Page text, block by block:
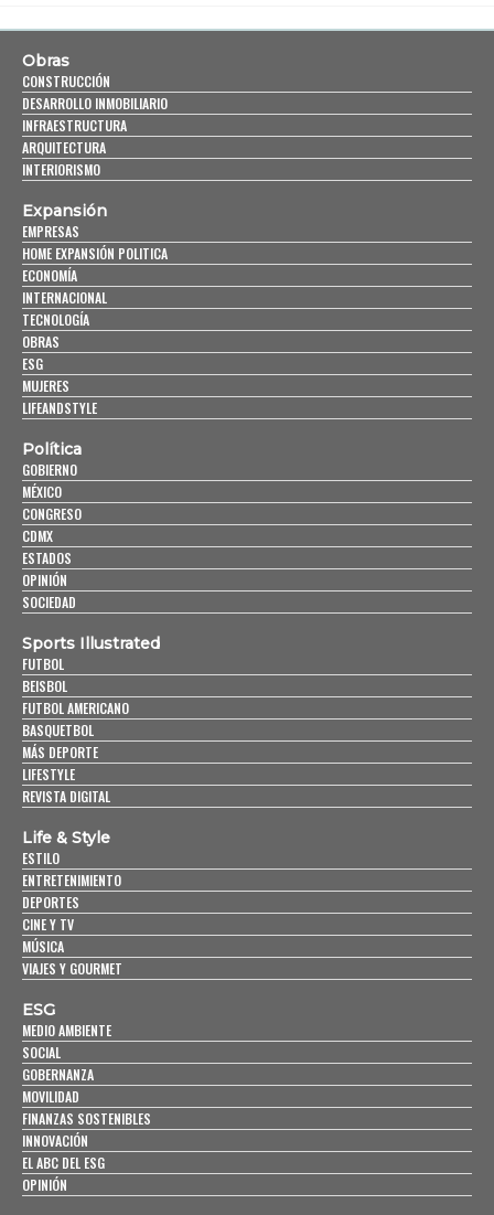
Obras
CONSTRUCCIÓN
DESARROLLO INMOBILIARIO
INFRAESTRUCTURA
ARQUITECTURA
INTERIORISMO
Expansión
EMPRESAS
HOME EXPANSIÓN POLITICA
ECONOMÍA
INTERNACIONAL
TECNOLOGÍA
OBRAS
ESG
MUJERES
LIFEANDSTYLE
Política
GOBIERNO
MÉXICO
CONGRESO
CDMX
ESTADOS
OPINIÓN
SOCIEDAD
Sports Illustrated
FUTBOL
BEISBOL
FUTBOL AMERICANO
BASQUETBOL
MÁS DEPORTE
LIFESTYLE
REVISTA DIGITAL
Life & Style
ESTILO
ENTRETENIMIENTO
DEPORTES
CINE Y TV
MÚSICA
VIAJES Y GOURMET
ESG
MEDIO AMBIENTE
SOCIAL
GOBERNANZA
MOVILIDAD
FINANZAS SOSTENIBLES
INNOVACIÓN
EL ABC DEL ESG
OPINIÓN